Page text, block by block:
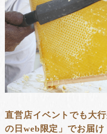
直営店イベントでも大
の日web限定」でお届け